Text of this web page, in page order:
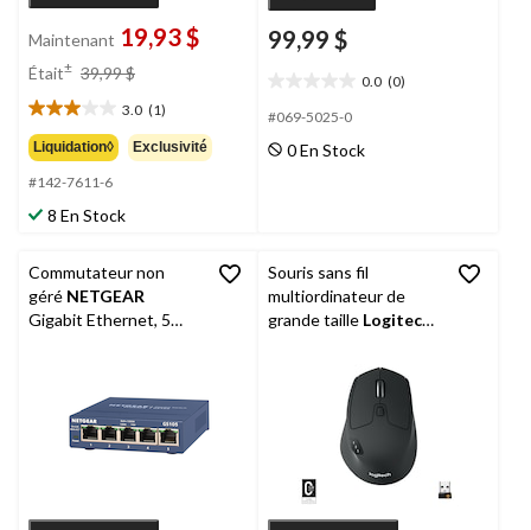
Maintenant 19,93 $
Était± 39,99 $
39,99 $
3.0 (1)
3.0
étoile(s)
sur
5.
1
Liquidation◊ Exclusivité
#142-7611-6
8 En Stock
99,99 $
0.0 (0)
étoile(s)
5.
#069-5025-0
0 En Stock
Commutateur non
géré NETGEAR
Gigabit Ethernet, 5
Souris sans fil
multiordinateur de
grande taille Logitech